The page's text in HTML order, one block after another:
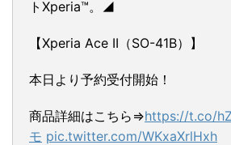
トXperia™。◢
【Xperia Ace II（SO-41B）】
本日より予約受付開始！
商品詳細はこちら⇒https://t.co/
モ pic.twitter.com/WKxaXrlHxh